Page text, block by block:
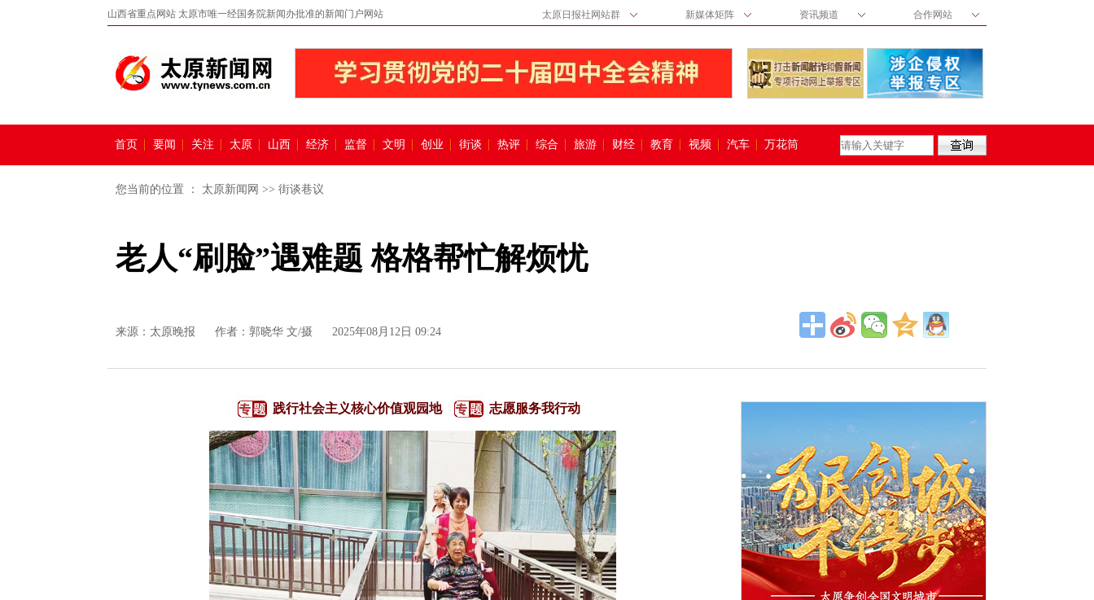
山西省重点网站 太原市唯一经国务院新闻办批准的新闻门户网站 太原日报社网站群 新媒体矩阵 资讯频道 合作网站
首页 要闻 关注 太原 山西 经济 监督 文明 创业 街谈 热评 综合 旅游 财经 教育 视频 汽车 万花筒
您当前的位置 ： 太原新闻网 >> 街谈巷议
老人“刷脸”遇难题 格格帮忙解烦忧
来源： 太原晚报 作者：郭晓华 文/摄 2025年08月12日 09:24
践行社会主义核心价值观园地 志愿服务我行动